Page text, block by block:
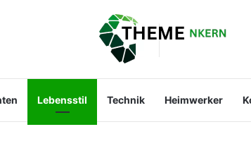
Lebensstil Technik Heimwerker
ist der Mann an ihrer Seite?